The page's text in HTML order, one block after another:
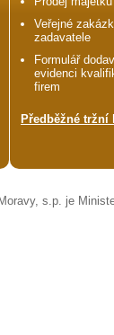
Veřejné
zadavatele
Formulář
evidenci
firem
Předběžné tržní
s.p. je